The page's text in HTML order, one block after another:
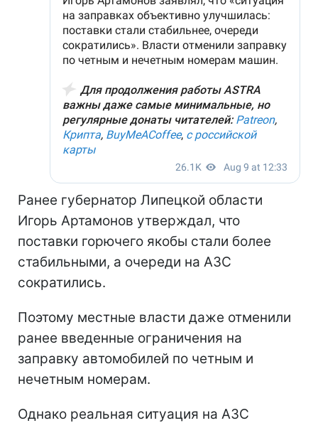
Ранее губернатор Липецкой области
Игорь Артамонов утверждал, что
поставки горючего якобы стали более
стабильными, а очереди на АЗС
сократились.
Поэтому местные власти даже отменили
ранее введенные ограничения на
заправку автомобилей по четным и
нечетным номерам.
Однако реальная ситуация на АЗС